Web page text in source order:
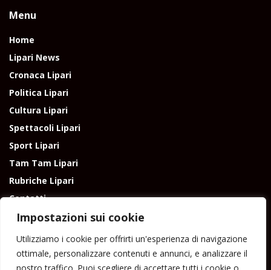
Impostazioni sui cookie
Utilizziamo i cookie per offrirti un'esperienza di navigazione
ottimale, personalizzare contenuti e annunci, e analizzare il
Menu
Home
Lipari News
Cronaca Lipari
Politica Lipari
Cultura Lipari
Spettacoli Lipari
Sport Lipari
Tam Tam Lipari
Rubriche Lipari
Contatti